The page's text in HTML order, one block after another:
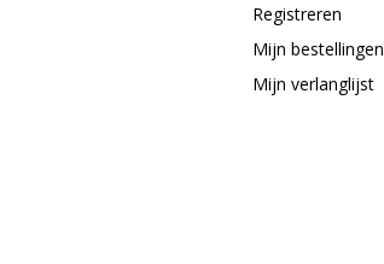
Registreren
Mijn bestellingen
Mijn verlanglijst